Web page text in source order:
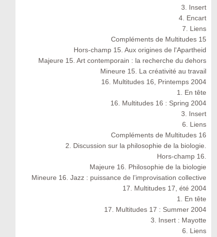
3. Insert
4. Encart
7. Liens
Compléments de Multitudes 15
Hors-champ 15. Aux origines de l'Apartheid
Majeure 15. Art contemporain : la recherche du dehors
Mineure 15. La créativité au travail
16. Multitudes 16, Printemps 2004
1. En tête
16. Multitudes 16 : Spring 2004
3. Insert
6. Liens
Compléments de Multitudes 16
2. Discussion sur la philosophie de la biologie.
Hors-champ 16.
Majeure 16. Philosophie de la biologie
Mineure 16. Jazz : puissance de l’improvisation collective
17. Multitudes 17, été 2004
1. En tête
17. Multitudes 17 : Summer 2004
3. Insert : Mayotte
6. Liens